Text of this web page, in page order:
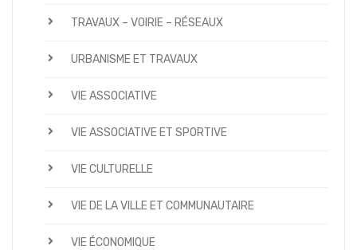
TRAVAUX – VOIRIE – RÉSEAUX
URBANISME ET TRAVAUX
VIE ASSOCIATIVE
VIE ASSOCIATIVE ET SPORTIVE
VIE CULTURELLE
VIE DE LA VILLE ET COMMUNAUTAIRE
VIE ÉCONOMIQUE